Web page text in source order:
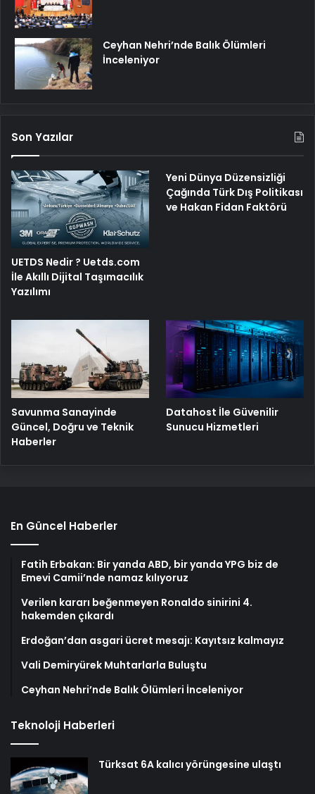
Ceyhan Nehri’nde Balık Ölümleri
İnceleniyor
Son Yazılar
UETDS Nedir ? Uetds.com
İle Akıllı Dijital Taşımacılık
Yazılımı
Yeni Dünya Düzensizliği
Çağında Türk Dış Politikası
ve Hakan Fidan Faktörü
Savunma Sanayinde
Güncel, Doğru ve Teknik
Haberler
Datahost İle Güvenilir
Sunucu Hizmetleri
En Güncel Haberler
Fatih Erbakan: Bir yanda ABD, bir yanda YPG biz de
Emevi Camii’nde namaz kılıyoruz
Verilen kararı beğenmeyen Ronaldo sinirini 4.
hakemden çıkardı
Erdoğan’dan asgari ücret mesajı: Kayıtsız kalmayız
Vali Demiryürek Muhtarlarla Buluştu
Ceyhan Nehri’nde Balık Ölümleri İnceleniyor
Teknoloji Haberleri
Türksat 6A kalıcı yörüngesine ulaştı